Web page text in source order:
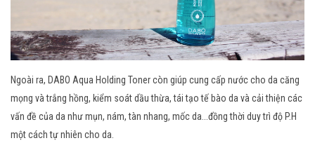
Ngoài ra, DABO Aqua Holding Toner còn giúp cung cấp nước cho da căng
mọng và trắng hồng, kiểm soát dầu thừa, tái tạo tế bào da và cải thiện các
vấn đề của da như mụn, nám, tàn nhang, mốc da...đồng thời duy trì độ P.H
một cách tự nhiên cho da.